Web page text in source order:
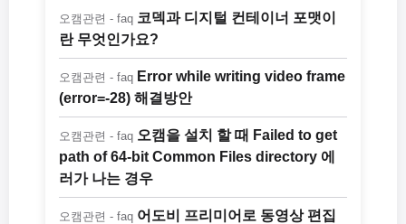
오캠관련 - faq 코덱과 디지털 컨테이너 포맷이
란 무엇인가요?
오캠관련 - faq Error while writing video frame
(error=-28) 해결방안
오캠관련 - faq 오캠을 설치 할 때 Failed to get
path of 64-bit Common Files directory 에
러가 나는 경우
오캠관련 - faq 어도비 프리미어로 동영상 편집